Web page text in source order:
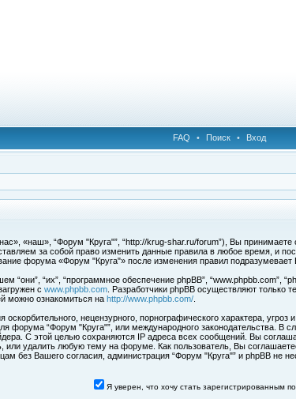
FAQ • Поиск • Вход
«наш», “Форум "Круга"”, “http://krug-shar.ru/forum”), Вы
за собой право изменить данные правила в любое время, и
форума «Форум "Круга"» после изменения правил подразумевает
“их”, “программное обеспечение phpBB”, “www.phpbb.com”,
с www.phpbb.com . Разработчики phpBB осуществляют
можно ознакомиться на http://www.phpbb.com/
нецензурного, порнографического характера,
форума “Форум "Круга"”, или международного
С этой целью сохраняются IP адреса всех сообщений. Вы
или удалить любую тему на форуме. Как пользователь, Вы
без Вашего согласия, администрация “Форум "Круга"” и phpBB не
Я уверен, что хочу стать зарегистрированным